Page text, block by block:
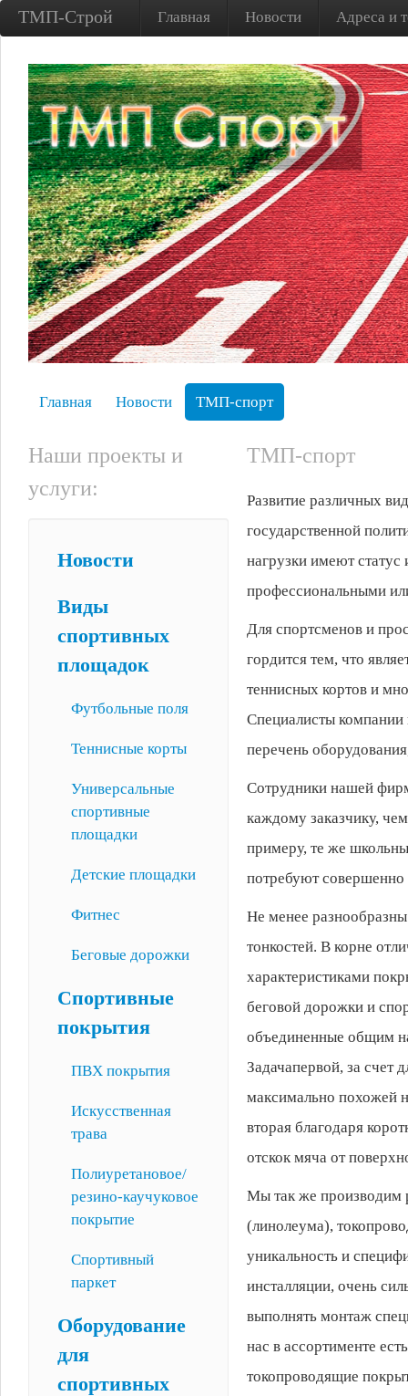
ТМП-Строй Главная Новости Адреса и
Главная Новости ТМП-спорт
Наши проекты и
услуги:
Новости
Виды
спортивных
площадок
Футбольные поля
Теннисные корты
Универсальные
спортивные
площадки
Детские площадки
Фитнес
Беговые дорожки
Спортивные
покрытия
ПВХ покрытия
Искусственная
трава
Полиуретановое/
резино-каучуковое
покрытие
Спортивный
паркет
Оборудование
для
спортивных
ТМП-спорт
Развитие различных
государственной
нагрузки имеют статус
профессиональными
Для спортсменов и
гордится тем, что
теннисных кортов и
Специалисты компании
перечень
Сотрудники нашей
каждому заказчику,
примеру, те же
потребуют
Не менее
тонкостей. В корне
характеристиками
беговой дорожки и
объединенные общим
Задачапервой, за счет
максимально похожей
вторая благодаря
отскок мяча от
Мы так же производим
(линолеума),
уникальность и
инсталляции, очень
выполнять монтаж
нас в ассортименте
токопроводящие